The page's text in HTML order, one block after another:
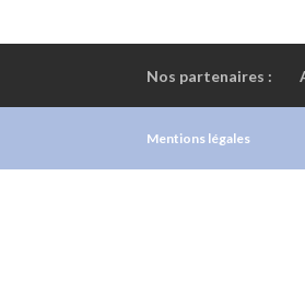
Nos partenaires :
Mentions légales